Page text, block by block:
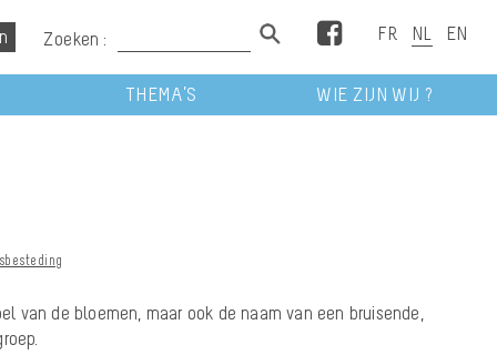
Zoeken : Facebook
THEMA’S WIE ZIJN WIJ ?
de bloemen, maar ook de naam van een bruisende,